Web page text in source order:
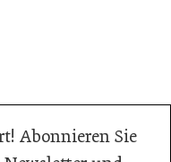
Abonnieren Sie